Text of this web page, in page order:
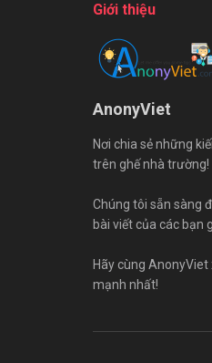
Giới thiệu
AnonyViet
Nơi chia sẻ những
trên ghế nhà trường!
Chúng tôi sẵn sàng
bài viết của các bạn
Hãy cùng
mạnh nhất!